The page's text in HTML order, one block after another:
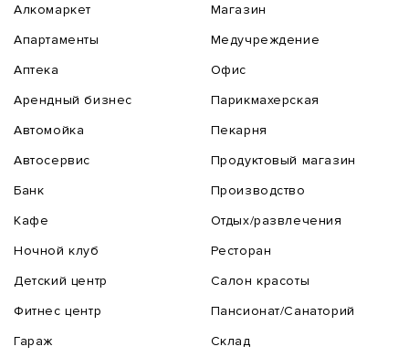
Алкомаркет
Апартаменты
Аптека
Арендный бизнес
Автомойка
Автосервис
Банк
Кафе
Ночной клуб
Детский центр
Фитнес центр
Гараж
Магазин
Медучреждение
Офис
Парикмахерская
Пекарня
Продуктовый магазин
Производство
Отдых/развлечения
Ресторан
Салон красоты
Пансионат/Санаторий
Склад